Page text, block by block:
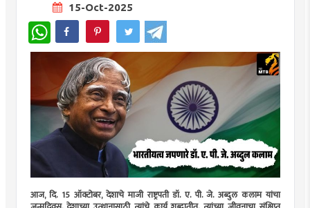
15-Oct-2025
WhatsApp
आज, दि. 15 ऑक्टोबर, देशाचे माजी राष्ट्रपती डॉ. ए. पी. जे. अब्दुल कलाम यांचा